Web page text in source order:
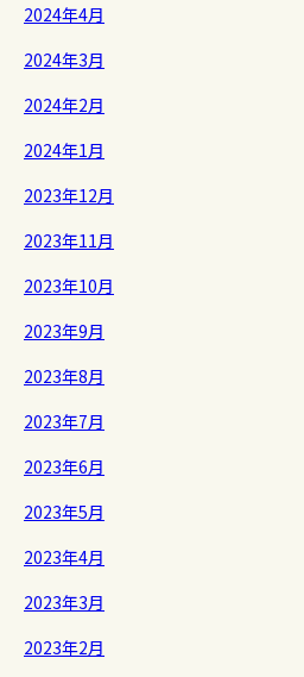
2024年4月
2024年3月
2024年2月
2024年1月
2023年12月
2023年11月
2023年10月
2023年9月
2023年8月
2023年7月
2023年6月
2023年5月
2023年4月
2023年3月
2023年2月